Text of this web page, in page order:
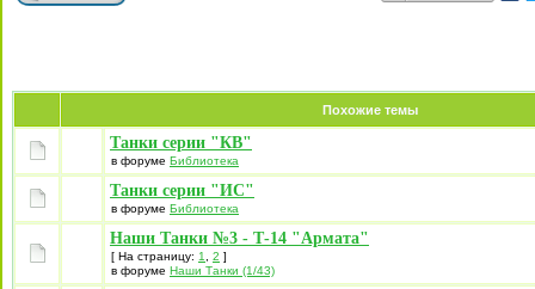
Похожие темы
Танки серии "КВ"
в форуме Библиотека
Танки серии "ИС"
в форуме Библиотека
Наши Танки №3 - Т-14 "Армата"
[ На страницу: 1 2 ]
в форуме Наши Танки (1/43)